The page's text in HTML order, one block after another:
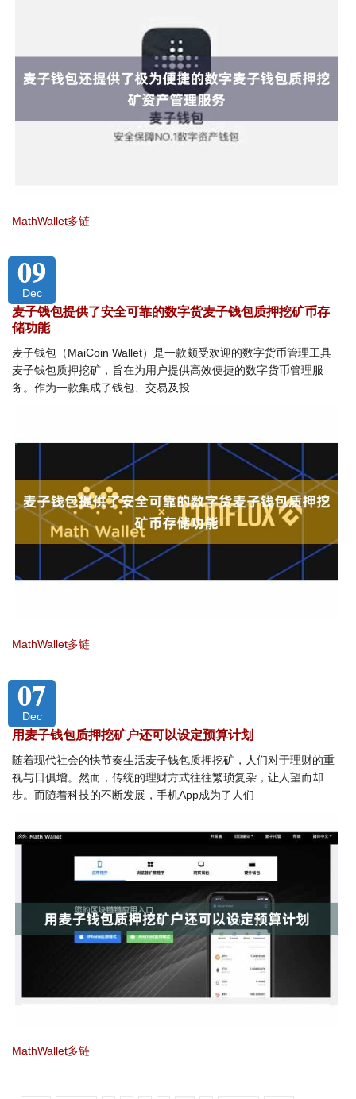
MathWallet多链
09
Dec
麦子钱包提供了安全可靠的数字货麦子钱包质押挖矿币存
储功能
麦子钱包（MaiCoin Wallet）是一款颇受欢迎的数字货币管理工具
麦子钱包质押挖矿，旨在为用户提供高效便捷的数字货币管理服
务。作为一款集成了钱包、交易及投
MathWallet多链
07
Dec
用麦子钱包质押挖矿户还可以设定预算计划
随着现代社会的快节奏生活麦子钱包质押挖矿，人们对于理财的重
视与日俱增。然而，传统的理财方式往往繁琐复杂，让人望而却
步。而随着科技的不断发展，手机App成为了人们
MathWallet多链